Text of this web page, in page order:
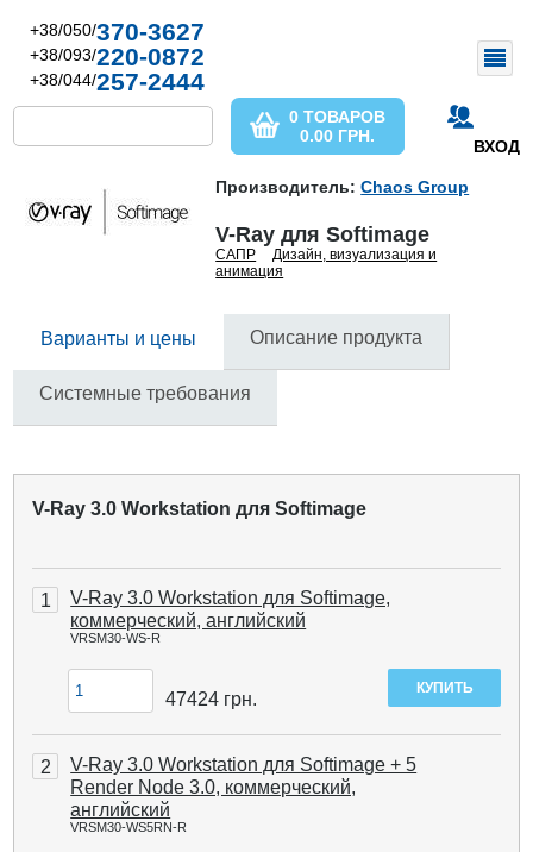
+38/050/370-3627
+38/093/220-0872
+38/044/257-2444
ВХОД
0 ТОВАРОВ
0.00 ГРН.
Производитель:Chaos Group
V-Ray для Softimage
САПР
Дизайн, визуализация и
анимация
Варианты и цены Описание продукта
Системные требования
V-Ray 3.0 Workstation для Softimage
1
V-Ray 3.0 Workstation для Softimage,
коммерческий, английский
VRSM30-WS-R
47424 грн.
2
V-Ray 3.0 Workstation для Softimage + 5
Render Node 3.0, коммерческий,
английский
VRSM30-WS5RN-R